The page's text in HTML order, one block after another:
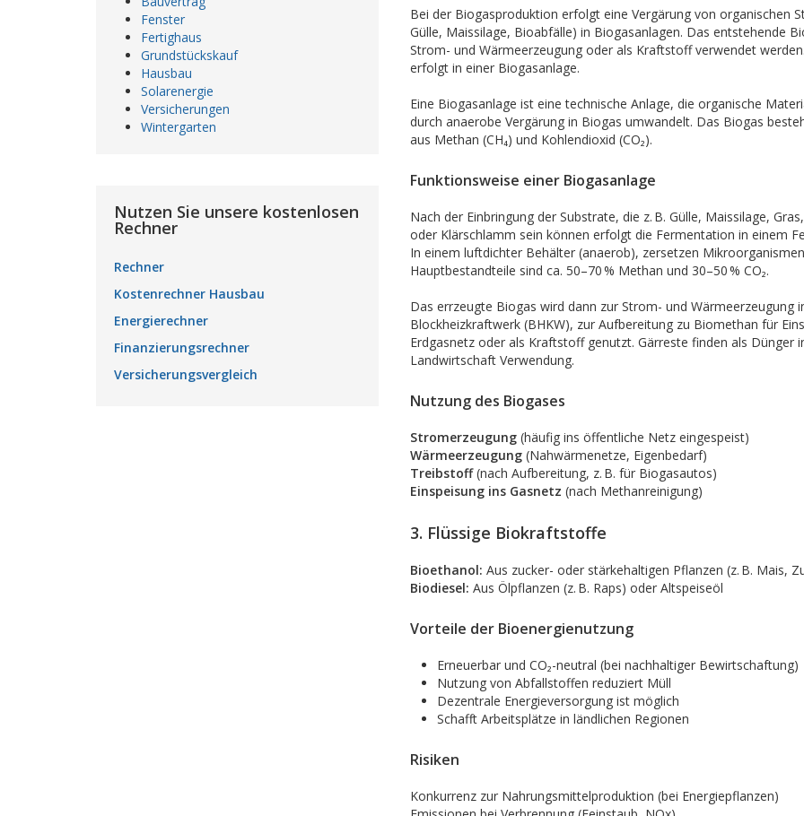
Bei der Biogasproduktion erfolgt eine Vergärung von organischen
Gülle, Maissilage, Bioabfälle) in Biogasanlagen. Das entstehende
Strom- und Wärmeerzeugung oder als Kraftstoff verwendet
erfolgt in einer Biogasanlage.
Eine Biogasanlage ist eine technische Anlage, die organische
durch anaerobe Vergärung in Biogas umwandelt. Das Biogas
aus Methan (CH₄) und Kohlendioxid (CO₂).
Funktionsweise einer Biogasanlage
Nach der Einbringung der Substrate, die z. B. Gülle, Maissilage,
oder Klärschlamm sein können erfolgt die Fermentation in einem
In einem luftdichter Behälter (anaerob), zersetzen
Hauptbestandteile sind ca. 50–70 % Methan und 30–50 % CO₂.
Das errzeugte Biogas wird dann zur Strom- und Wärmeerzeugung
Blockheizkraftwerk (BHKW), zur Aufbereitung zu Biomethan für
Erdgasnetz oder als Kraftstoff genutzt. Gärreste finden als Dünger
Landwirtschaft Verwendung.
Nutzung des Biogases
Stromerzeugung(häufig ins öffentliche Netz eingespeist)
Wärmeerzeugung(Nahwärmenetze, Eigenbedarf)
Treibstoff(nach Aufbereitung, z. B. für Biogasautos)
Einspeisung ins Gasnetz (nach Methanreinigung)
3. Flüssige Biokraftstoffe
Bioethanol: Aus zucker- oder stärkehaltigen Pflanzen (z. B. Mais,
Biodiesel: Aus Ölpflanzen (z. B. Raps) oder Altspeiseöl
Vorteile der Bioenergienutzung
Erneuerbar und CO₂-neutral (bei nachhaltiger Bewirtschaftung)
Nutzung von Abfallstoffen reduziert Müll
Dezentrale Energieversorgung ist möglich
Schafft Arbeitsplätze in ländlichen Regionen
Risiken
Konkurrenz zur Nahrungsmittelproduktion (bei Energiepflanzen)
Fenster
Fertighaus
Grundstückskauf
Hausbau
Solarenergie
Versicherungen
Wintergarten
Nutzen Sie unsere kostenlosen
Rechner
Rechner
Kostenrechner Hausbau
Energierechner
Finanzierungsrechner
Versicherungsvergleich